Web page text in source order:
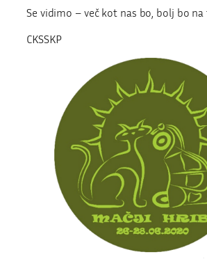
Se vidimo – več kot nas bo, bolj bo na
CKSSKP